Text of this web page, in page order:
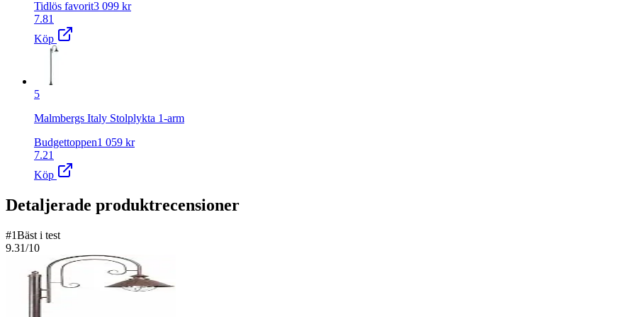
Tidlös favorit3 099 kr
7.81
Köp
5
Malmbergs Italy Stolplykta 1-arm
Budgettoppen1 059 kr
7.21
Köp
Detaljerade produktrecensioner
#1Bäst i test
9.31/10